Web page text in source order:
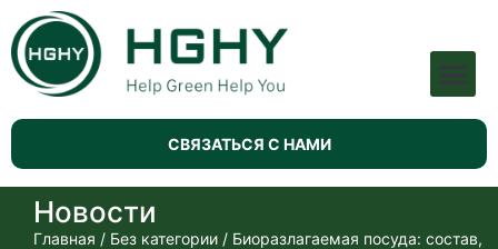
СВЯЗАТЬСЯ С НАМИ
Новости
Главная / Без категории / Биоразлагаемая посуда: состав,